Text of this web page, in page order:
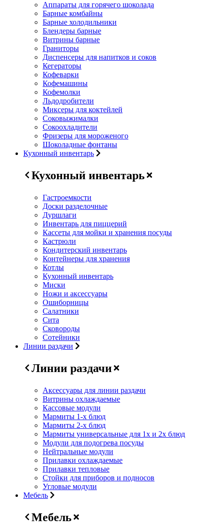
Аппараты для горячего шоколада
Барные комбайны
Барные холодильники
Блендеры барные
Витрины барные
Граниторы
Диспенсеры для напитков и соков
Кегераторы
Кофеварки
Кофемашины
Кофемолки
Льдодробители
Миксеры для коктейлей
Соковыжималки
Сокоохладители
Фризеры для мороженого
Шоколадные фонтаны
Кухонный инвентарь
Кухонный инвентарь
Гастроемкости
Доски разделочные
Дуршлаги
Инвентарь для пиццерий
Кассеты для мойки и хранения посуды
Кастрюли
Кондитерский инвентарь
Контейнеры для хранения
Котлы
Кухонный инвентарь
Миски
Ножи и аксессуары
Ошиборницы
Салатники
Сита
Сковороды
Сотейники
Линии раздачи
Линии раздачи
Аксессуары для линии раздачи
Витрины охлаждаемые
Кассовые модули
Мармиты 1-х блюд
Мармиты 2-х блюд
Мармиты универсальные для 1х и 2х блюд
Модули для подогрева посуды
Нейтральные модули
Прилавки охлаждаемые
Прилавки тепловые
Стойки для приборов и подносов
Угловые модули
Мебель
Мебель